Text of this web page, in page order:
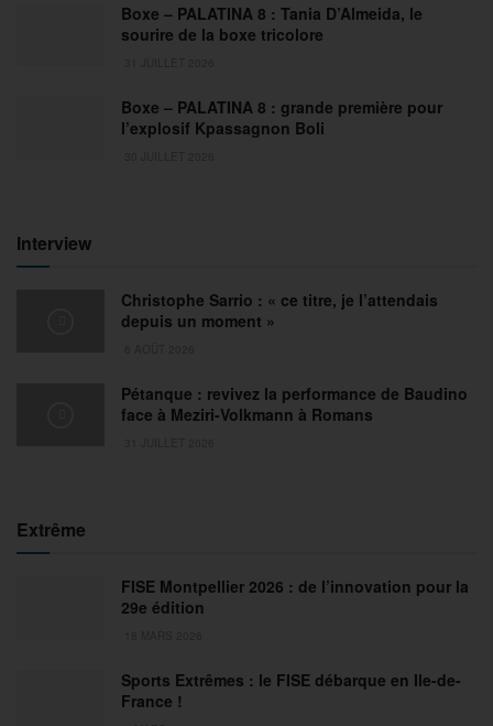
Boxe – PALATINA 8 : Tania D’Almeida, le
sourire de la boxe tricolore
Boxe – PALATINA 8 : grande première pour
l’explosif Kpassagnon Boli
Interview
Christophe Sarrio : « ce titre, je l’attendais
depuis un moment »
Pétanque : revivez la performance de Baudino
face à Meziri-Volkmann à Romans
Extrême
FISE Montpellier 2026 : de l’innovation pour la
29e édition
Sports Extrêmes : le FISE débarque en Ile-de-
France !